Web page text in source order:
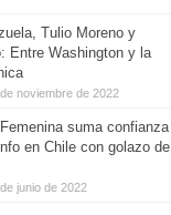
Tulio Moreno y
Entre Washington y la
noviembre de 2022
suma confianza
en Chile con golazo de
junio de 2022